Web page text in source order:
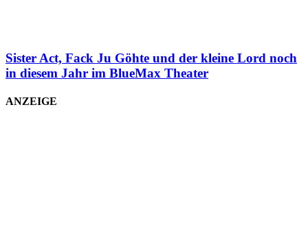
Sister Act, Fack Ju Göhte und der kleine Lord noch
in diesem Jahr im BlueMax Theater
ANZEIGE